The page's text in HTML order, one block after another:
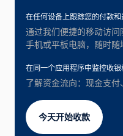
在任何设备上跟踪您的付款和
通过我们便捷的移动访
手机或平板电脑，随时随
在同一个应用程序中监控收
了解资金流向：现金支付
今天开始收款